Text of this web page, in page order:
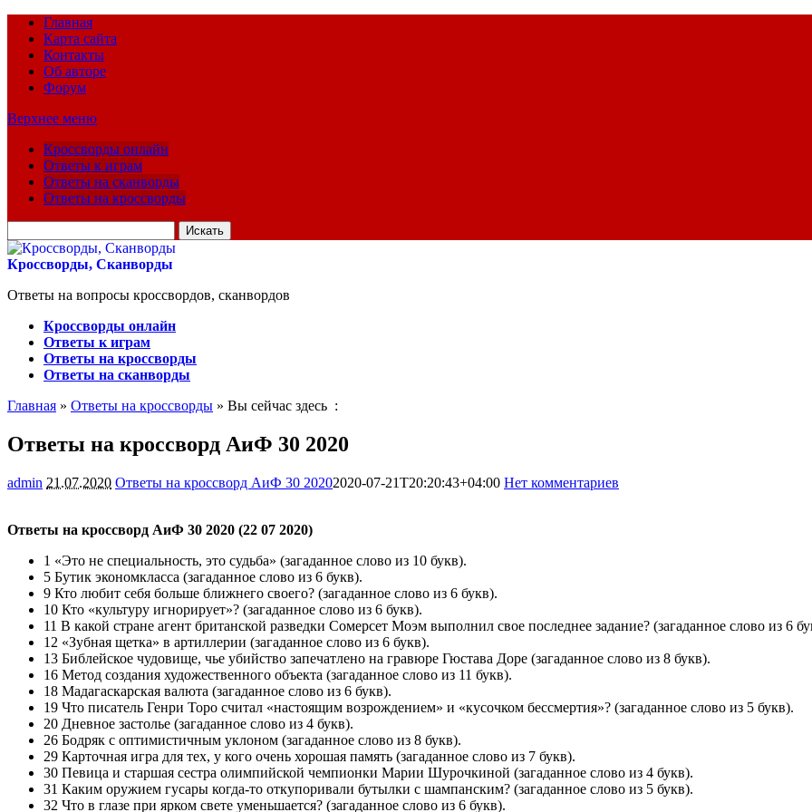
Главная
Карта сайта
Контакты
Об авторе
Форум
Верхнее меню
Кроссворды онлайн
Ответы к играм
Ответы на сканворды
Ответы на кроссворды
для:
Кроссворды, Сканворды
Ответы на вопросы кроссвордов, сканвордов
Кроссворды онлайн
Ответы к играм
Ответы на кроссворды
Ответы на сканворды
Главная » Ответы на кроссворды » Вы сейчас здесь :
Ответы на кроссворд АиФ 30 2020
admin 21.07.2020 Ответы на кроссворд АиФ 30 20202020-07-21T20:20:43+04:00 Нет комментариев
Ответы на кроссворд АиФ 30 2020 (22 07 2020)
1 «Это не специальность, это судьба» (загаданное слово из 10 букв).
5 Бутик экономкласса (загаданное слово из 6 букв).
9 Кто любит себя больше ближнего своего? (загаданное слово из 6 букв).
10 Кто «культуру игнорирует»? (загаданное слово из 6 букв).
11 В какой стране агент британской разведки Сомерсет Моэм выполнил свое последнее задание? (загаданное слово из 6
12 «Зубная щетка» в артиллерии (загаданное слово из 6 букв).
13 Библейское чудовище, чье убийство запечатлено на гравюре Гюстава Доре (загаданное слово из 8 букв).
16 Метод создания художественного объекта (загаданное слово из 11 букв).
18 Мадагаскарская валюта (загаданное слово из 6 букв).
19 Что писатель Генри Торо считал «настоящим возрождением» и «кусочком бессмертия»? (загаданное слово из 5 букв).
20 Дневное застолье (загаданное слово из 4 букв).
26 Бодряк с оптимистичным уклоном (загаданное слово из 8 букв).
29 Карточная игра для тех, у кого очень хорошая память (загаданное слово из 7 букв).
30 Певица и старшая сестра олимпийской чемпионки Марии Шурочкиной (загаданное слово из 4 букв).
31 Каким оружием гусары когда-то откупоривали бутылки с шампанским? (загаданное слово из 5 букв).
32 Что в глазе при ярком свете уменьшается? (загаданное слово из 6 букв).